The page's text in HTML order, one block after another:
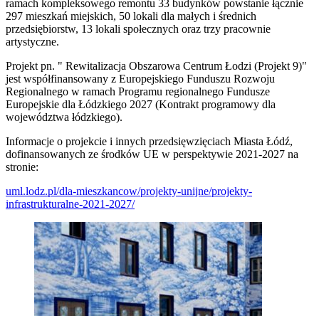
ramach kompleksowego remontu 33 budynków powstanie łącznie
297 mieszkań miejskich, 50 lokali dla małych i średnich
przedsiębiorstw, 13 lokali społecznych oraz trzy pracownie
artystyczne.
Projekt pn. " Rewitalizacja Obszarowa Centrum Łodzi (Projekt 9)"
jest współfinansowany z Europejskiego Funduszu Rozwoju
Regionalnego w ramach Programu regionalnego Fundusze
Europejskie dla Łódzkiego 2027 (Kontrakt programowy dla
województwa łódzkiego).
Informacje o projekcie i innych przedsięwzięciach Miasta Łódź,
dofinansowanych ze środków UE w perspektywie 2021-2027 na
stronie:
uml.lodz.pl/dla-mieszkancow/projekty-unijne/projekty-
infrastrukturalne-2021-2027/